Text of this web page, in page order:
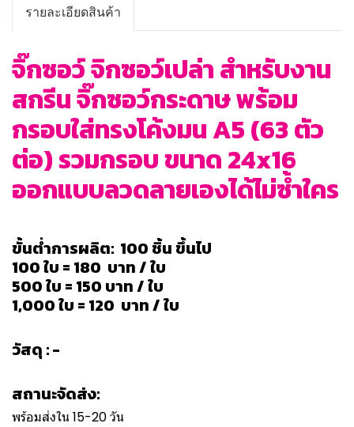
รายละเอียดสินค้า
จิ๊กซอว์ จิกซอว์เปล่า สำหรับงาน
สกรีน จิ๊กซอว์กระดาษ พร้อม
กรอบใส่ทรงโค้งมน A5 (63 ตัว
ต่อ) รวมกรอบ ขนาด 24x16
ออกแบบลวดลายเองได้ไม่ซ้ำใคร
ขั้นต่ำการผลิต: 100 ชิ้น ขึ้นไป
100 ใบ = 180 บาท / ใบ
500 ใบ = 150 บาท / ใบ
1,000 ใบ = 120 บาท / ใบ
วัสดุ : -
สถานะจัดส่ง:
พร้อมส่งใน 15-20 วัน